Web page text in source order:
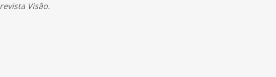
Visão.